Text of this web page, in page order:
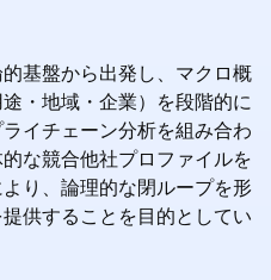
基盤から出発し、マクロ概
・地域・企業）を段階的に
イチェーン分析を組み合わ
な競合他社プロファイルを
り、論理的な閉ループを形
供することを目的としてい